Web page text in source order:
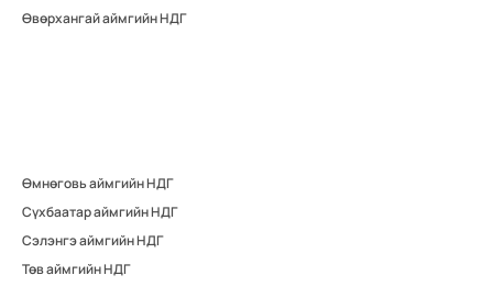
Өвөрхангай аймгийн НДГ
Өмнөговь аймгийн НДГ
Сүхбаатар аймгийн НДГ
Сэлэнгэ аймгийн НДГ
Төв аймгийн НДГ